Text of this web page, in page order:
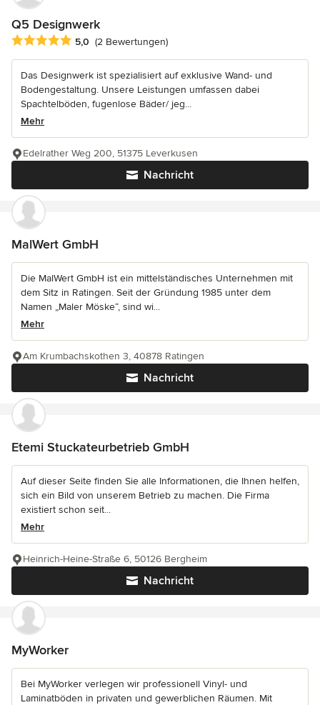
Q5 Designwerk
Durchschnittliche Bewertung: 5 von 5 Sternen
5,0 (2 Bewertungen)
Das Designwerk ist spezialisiert auf exklusive Wand- und
Bodengestaltung. Unsere Leistungen umfassen dabei
Spachtelböden, fugenlose Bäder/ jeg...
Mehr
Nachricht
Edelrather Weg 200, 51375 Leverkusen
MalWert GmbH
Die MalWert GmbH ist ein mittelständisches Unternehmen mit
dem Sitz in Ratingen. Seit der Gründung 1985 unter dem
Namen „Maler Möske“, sind wi...
Mehr
Nachricht
Am Krumbachskothen 3, 40878 Ratingen
Etemi Stuckateurbetrieb GmbH
Auf dieser Seite finden Sie alle Informationen, die Ihnen helfen,
sich ein Bild von unserem Betrieb zu machen. Die Firma
existiert schon seit...
Mehr
Nachricht
Heinrich-Heine-Straße 6, 50126 Bergheim
MyWorker
Bei MyWorker verlegen wir professionell Vinyl- und
Laminatböden in privaten und gewerblichen Räumen. Mit